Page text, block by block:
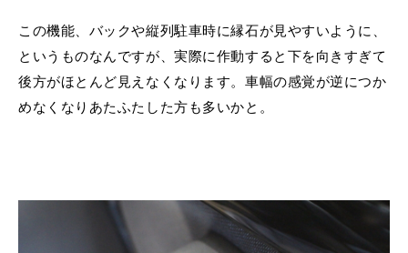
この機能、バックや縦列駐車時に縁石が見やすいように、
というものなんですが、実際に作動すると下を向きすぎて
後方がほとんど見えなくなります。車幅の感覚が逆につか
めなくなりあたふたした方も多いかと。